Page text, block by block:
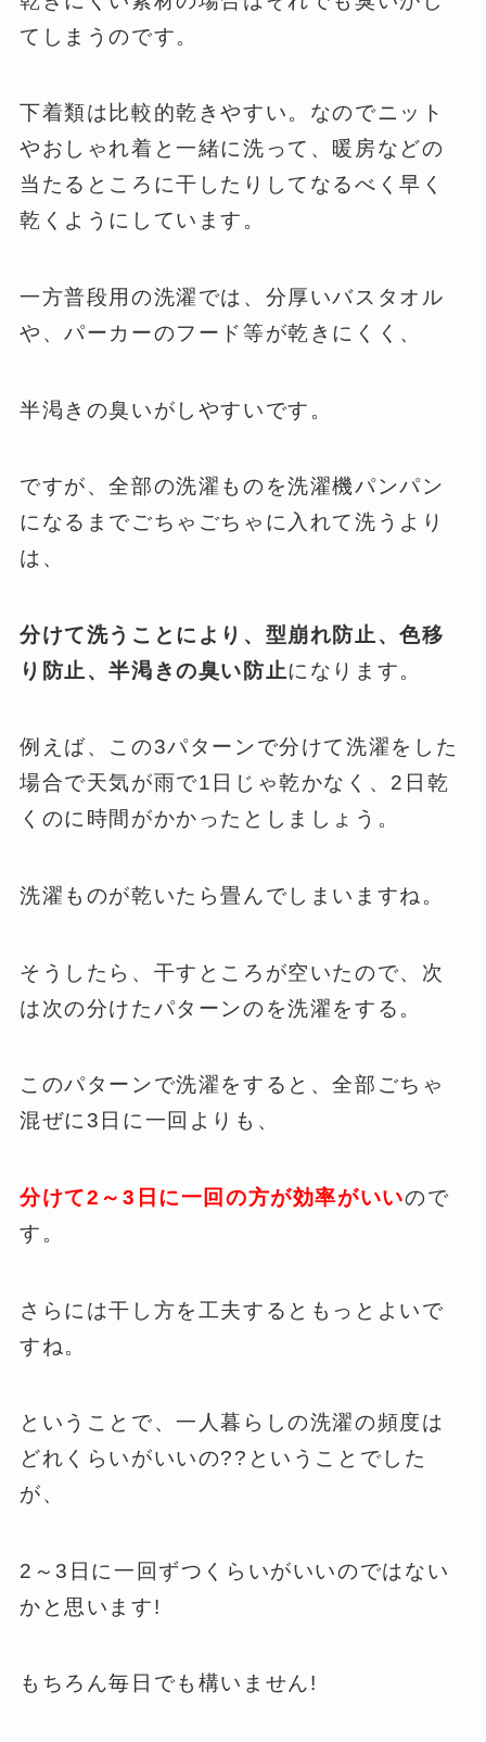
てしまうのです。
下着類は比較的乾きやすい。なのでニット
やおしゃれ着と一緒に洗って、暖房などの
当たるところに干したりしてなるべく早く
乾くようにしています。
一方普段用の洗濯では、分厚いバスタオル
や、パーカーのフード等が乾きにくく、
半渇きの臭いがしやすいです。
ですが、全部の洗濯ものを洗濯機パンパン
になるまでごちゃごちゃに入れて洗うより
は、
分けて洗うことにより、 型崩れ防止、色移
り防止、半渇きの臭い防止になります。
例えば、この3パターンで分けて洗濯をした
場合で天気が雨で1日じゃ乾かなく、2日乾
くのに時間がかかったとしましょう。
洗濯ものが乾いたら畳んでしまいますね。
そうしたら、干すところが空いたので、次
は次の分けたパターンのを洗濯をする。
このパターンで洗濯をすると、全部ごちゃ
混ぜに3日に一回よりも、
分けて2～3日に一回の方が効率がいいので
す。
さらには干し方を工夫するともっとよいで
すね。
ということで、一人暮らしの洗濯の頻度は
どれくらいがいいの??ということでした
が、
2～3日に一回ずつくらいがいいのではない
かと思います!
もちろん毎日でも構いません!